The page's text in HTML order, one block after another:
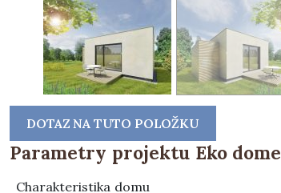
DOTAZ NA TUTO POLOŽKU
Parametry projektu Eko
Charakteristika domu